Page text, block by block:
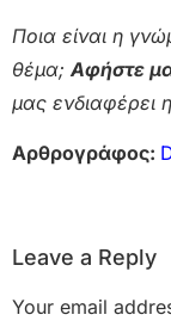
Ποια είναι η
θέμα;Αφήστε
μας ενδιαφέρει
Αρθρογράφος:
Leave a Reply
Your email